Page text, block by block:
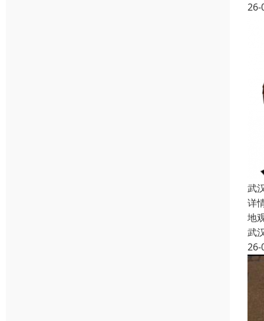
26-
武
详
地
武
26-